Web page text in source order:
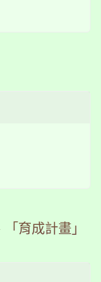
育成計畫」